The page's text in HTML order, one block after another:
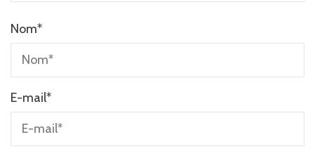
Nom*
E-mail*